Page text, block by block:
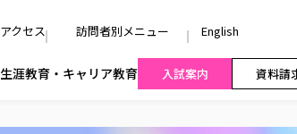
アクセス 訪問者別メニュー English
生涯教育・キャリア教育 入試案内 資料請